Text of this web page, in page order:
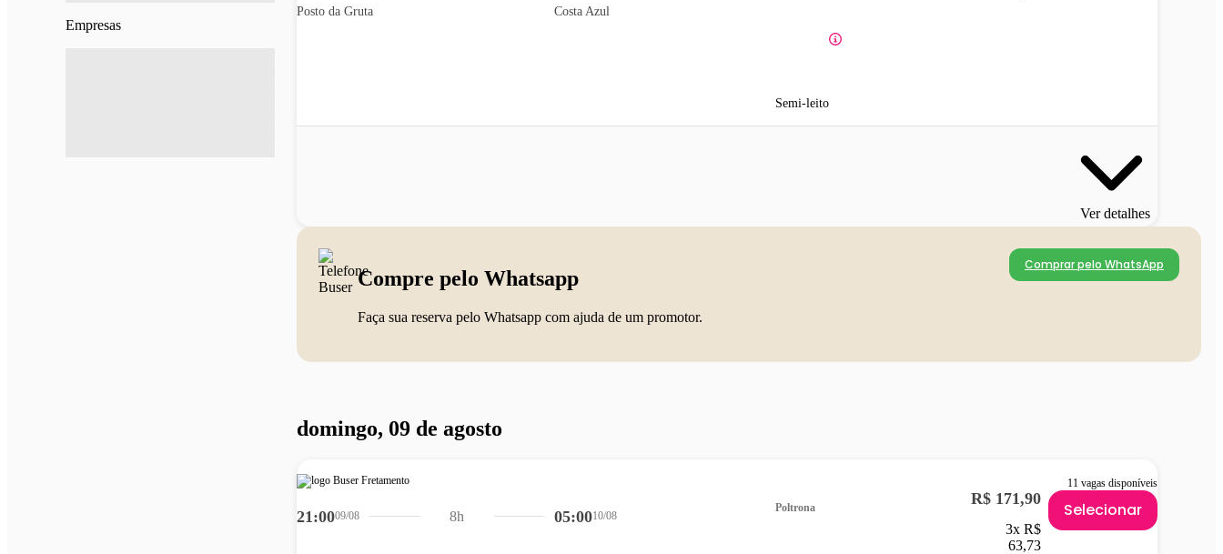
Empresas
Posto da Gruta Costa Azul
Semi-leito
Ver detalhes
Compre pelo Whatsapp
Faça sua reserva pelo Whatsapp com ajuda de um promotor.
Comprar pelo WhatsApp
domingo, 09 de agosto
11 vagas disponíveis
21:0009/08 05:0010/08
8h
Poltrona R$ 171,90
3x R$
63,73
Selecionar